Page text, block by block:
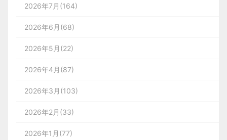
2026年7月(164)
2026年6月(68)
2026年5月(22)
2026年4月(87)
2026年3月(103)
2026年2月(33)
2026年1月(77)